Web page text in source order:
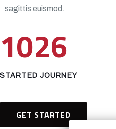
sagittis euismod.
1026
STARTED JOURNEY
GET STARTED